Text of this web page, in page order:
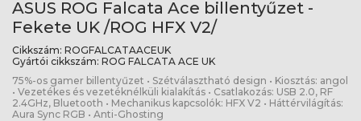
ASUS ROG Falcata Ace billentyűzet -
Fekete UK /ROG HFX V2/
Cikkszám: ROGFALCATAACEUK
Gyártói cikkszám: ROG FALCATA ACE UK
75%-os gamer billentyűzet • Szétválasztható design • Kiosztás: angol
• Vezetékes és vezetéknélküli kialakítás • Csatlakozás: USB 2.0, RF
2.4GHz, Bluetooth • Mechanikus kapcsolók: HFX V2 • Háttérvilágítás:
Aura Sync RGB • Anti-Ghosting